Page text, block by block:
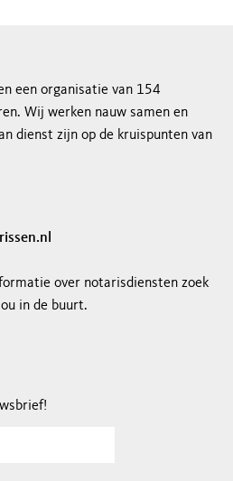
een organisatie van 154
Wij werken nauw samen en
dienst zijn op de kruispunten van
over notarisdiensten zoek
in de buurt.